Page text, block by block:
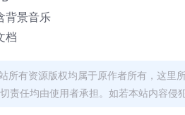
背景音乐
档
所有资源版权均属于原作者所有，这里
责任均由使用者承担。如若本站内容侵